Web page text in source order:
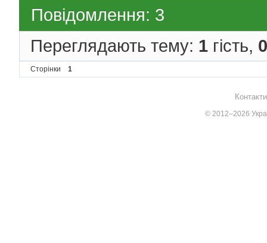
Повідомлення: 3
Переглядають тему: 1 гість, 0
Сторінки 1
© 2012–2026